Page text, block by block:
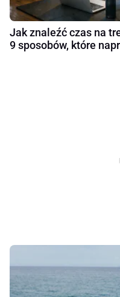
Jak znaleźć czas na
9 sposobów, które